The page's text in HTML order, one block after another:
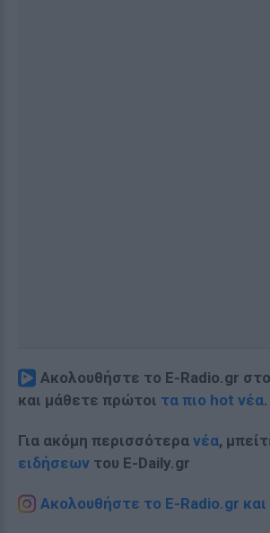
Ακολουθήστε το E-Radio.gr στο
και μάθετε πρώτοι τα πιο hot νέα.
Για ακόμη περισσότερα νέα,
ειδήσεων του E-Daily.gr
Ακολουθήστε το E-Radio.gr